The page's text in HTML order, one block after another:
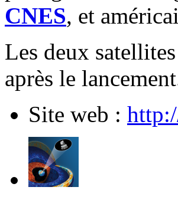
CNES, et
Les deux
après le
Site web :